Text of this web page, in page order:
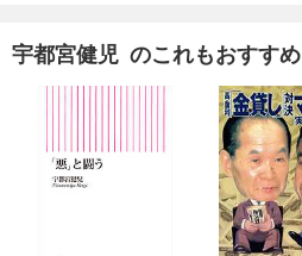
宇都宮健児 のこれもおすすめ